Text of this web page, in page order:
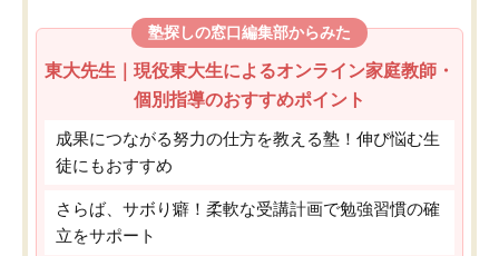
塾探しの窓口編集部からみた
東大先生｜現役東大生によるオンライン家庭教師・
個別指導のおすすめポイント
成果につながる努力の仕方を教える塾！伸び悩む生
徒にもおすすめ
さらば、サボり癖！柔軟な受講計画で勉強習慣の確
立をサポート